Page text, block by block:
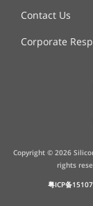
Contact Us
Corporate
Copyright © 2026
rights
粤ICP备